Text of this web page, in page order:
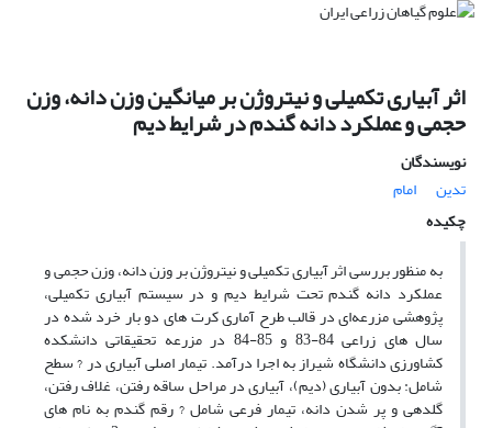
اثر آبیاری تکمیلی و نیتروژن بر میانگین وزن دانه، وزن
حجمی و عملکرد دانه گندم در شرایط دیم
نویسندگان
تدین
امام
چکیده
به منظور بررسی اثر آبیاری تکمیلی و نیتروژن بر وزن دانه، وزن حجمی و
عملکرد دانه گندم تحت شرایط دیم و در سیستم آبیاری تکمیلی،
پژوهشی مزرعه‌ای در قالب طرح آماری کرت های دو بار خرد شده در
سال های زراعی 84-83 و 85-84 در مزرعه تحقیقاتی دانشکده
کشاورزی دانشگاه شیراز به اجرا درآمد. تیمار اصلی آبیاری در ? سطح
شامل: بدون آبیاری (دیم)، آبیاری در مراحل ساقه رفتن، غلاف رفتن،
گلدهی و پر شدن دانه، تیمار فرعی شامل ? رقم گندم به نام های